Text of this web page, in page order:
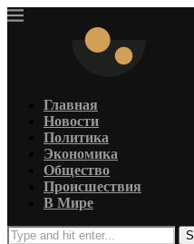
Главная
Новости
Политика
Экономика
Общество
Происшествия
В Мире